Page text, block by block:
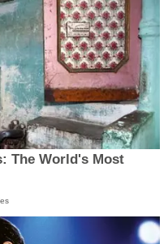
The World's Most